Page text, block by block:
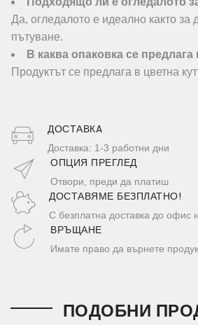
Да, огледалото е идеално както за
пътуване.
В каква опаковка се
Продуктът се предлага в цветна
ДОСТАВКA
Доставка: 1-3 работни дни
ОПЦИЯ ПРЕГЛЕД
Отвори, преди да платиш
ДОСТАВЯМЕ БЕЗПЛАТНО!
С безплатна доставка до офис
ВРЪЩАНЕ
Имате право да върнете
ПОДОБНИ